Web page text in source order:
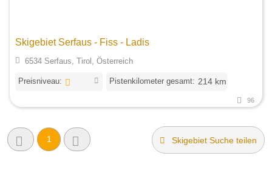
Skigebiet Serfaus - Fiss - Ladis
6534 Serfaus, Tirol, Österreich
Preisniveau: Pistenkilometer gesamt: 214 km
96
1 Skigebiet Suche teilen